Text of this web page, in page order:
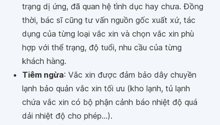
trạng dị ứng, đã quan hệ tình dục hay chưa. Đồng
thời, bác sĩ cũng tư vấn nguồn gốc xuất xứ, tác
dụng của từng loại vắc xin và chọn vắc xin phù
hợp với thể trạng, độ tuổi, nhu cầu của từng
khách hàng.
Tiêm ngừa: Vắc xin được đảm bảo dây chuyền
lạnh bảo quản vắc xin tối ưu (kho lạnh, tủ lạnh
chứa vắc xin có bộ phận cảnh báo nhiệt độ quá
dải nhiệt độ cho phép...).